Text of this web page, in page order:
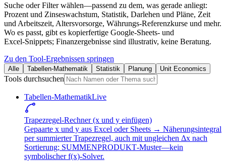
Suche oder Filter wählen—passend zu dem, was gerade anliegt:
Prozent und Zinseswachstum, Statistik, Darlehen und Pläne, Zeit
und Arbeitszeit, Altersvorsorge, Währungs‑Referenzkurse und mehr.
Wo es passt, gibt es kopierfertige Google‑Sheets‑ und
Excel‑Snippets; Finanzergebnisse sind illustrativ, keine Beratung.
Zu den Tool-Ergebnissen springen
Alle Tabellen-Mathematik Statistik Planung Unit Economics
Tools durchsuchen
Tabellen-MathematikLive
Trapezregel‑Rechner (x und y einfügen)
Gepaarte x und y aus Excel oder Sheets → Näherungsintegral
per summierter Trapezregel, auch mit ungleichen Δx nach
Sortierung; SUMMENPRODUKT‑Muster—kein
symbolischer f(x)‑Solver.